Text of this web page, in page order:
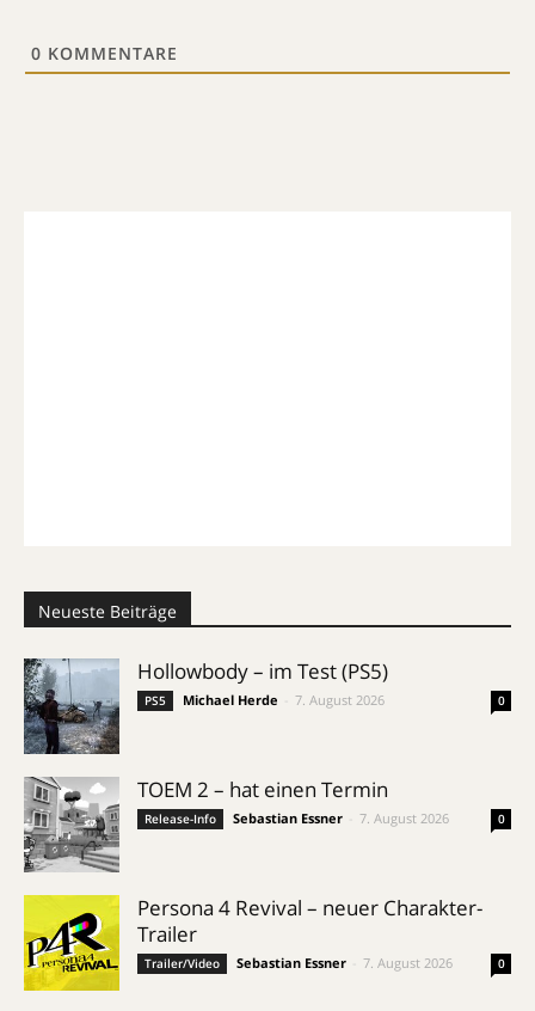
0 KOMMENTARE
Neueste Beiträge
Hollowbody – im Test (PS5)
PS5 Michael Herde 7. August 2026 0
TOEM 2 – hat einen Termin
Release-Info Sebastian Essner 7. August 2026 0
Persona 4 Revival – neuer Charakter-
Trailer
Trailer/Video Sebastian Essner 7. August 2026 0